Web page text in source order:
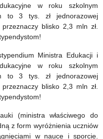
w roku szkolnym
to 3 tys. zł jednorazowej
blisko 2,3 mln zł.
Ministra Edukacji i
w roku szkolnym
to 3 tys. zł jednorazowej
blisko 2,3 mln zł.
(ministra właściwego do
z form wyróżnienia uczniów
w nauce i sporcie.